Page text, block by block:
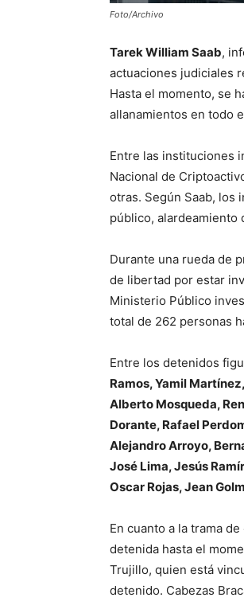
Foto/Archivo
Tarek William Saab,
actuaciones judiciales
Hasta el momento, se
allanamientos en todo
Entre las instituciones
Nacional de
otras. Según Saab, los
público, alardeamiento
Durante una rueda de
de libertad por estar
Ministerio Público
total de 262 personas
Entre los detenidos
Ramos, Yamil
Alberto Mosqueda,
Dorante, Rafael
Alejandro Arroyo,
José Lima, Jesús
Oscar Rojas, Jean
En cuanto a la trama
detenida hasta el
Trujillo, quien está
detenido. Cabezas